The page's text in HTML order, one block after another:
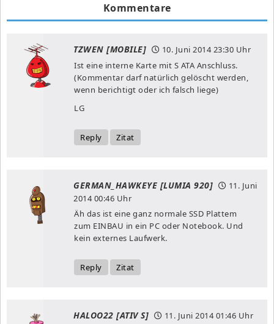
Kommentare
TZWEN [MOBILE] 10. Juni 201423:30 Uhr
Ist eine interne Karte mit S ATA Anschluss.
(Kommentar darf natürlich gelöscht werden,
wenn berichtigt oder ich falsch liege)
LG
Reply Zitat
GERMAN_HAWKEYE [LUMIA 920]
11. Juni
201400:46 Uhr
Äh das ist eine ganz normale SSD Plattem
zum EINBAU in ein PC oder Notebook. Und
kein externes Laufwerk.
Reply Zitat
HALOO22 [ATIV S] 11. Juni 201401:46 Uhr